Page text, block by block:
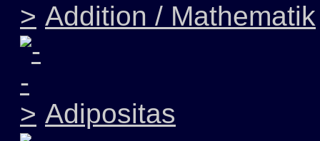
Addition / Mathematik
Adipositas